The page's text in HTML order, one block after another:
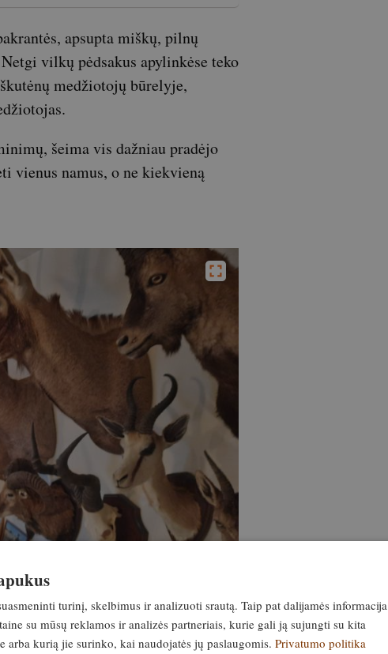
apsupta miškų, pilnų
vilkų pėdsakus apylinkėse teko
medžiotojų būrelyje,
šeima vis dažniau pradėjo
vienus namus, o ne kiekvieną
turinį, skelbimus ir analizuoti srautą. Taip pat dalijamės informacija
su mūsų reklamos ir analizės partneriais, kurie gali ją sujungti su kita
arba kurią jie surinko, kai naudojatės jų paslaugomis. Privatumo politika